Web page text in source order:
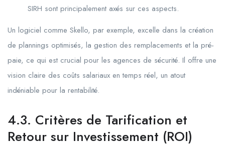
SIRH sont principalement axés sur ces aspects.
Un logiciel comme Skello, par exemple, excelle dans la création
de plannings optimisés, la gestion des remplacements et la pré-
paie, ce qui est crucial pour les agences de sécurité. Il offre une
vision claire des coûts salariaux en temps réel, un atout
indéniable pour la rentabilité.
4.3. Critères de Tarification et
Retour sur Investissement (ROI)